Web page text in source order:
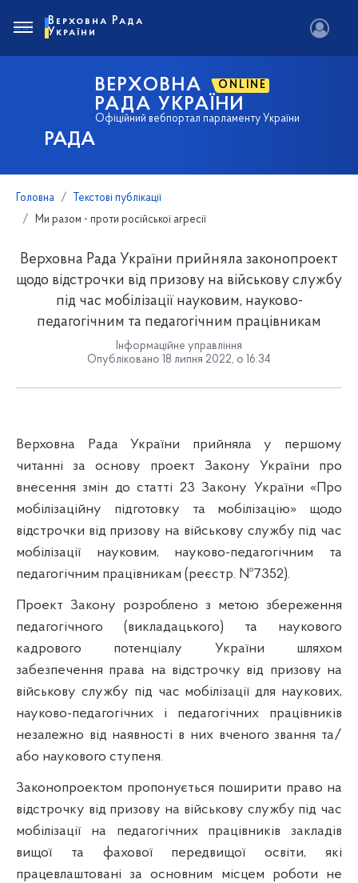
РАДА
ВЕРХОВНА ONLINE
РАДА УКРАЇНИ
Офіційний вебпортал парламенту України
Верховна Рада
України
Головна
Текстові публікації
Ми разом - проти російської агресії
Верховна Рада України прийняла законопроект
щодо відстрочки від призову на військову службу
під час мобілізації науковим, науково-
педагогічним та педагогічним працівникам
Інформаційне управління
Опубліковано 18 липня 2022, о 16:34
Верховна Рада України прийняла у першому
читанні за основу проект Закону України про
внесення змін до статті 23 Закону України «Про
мобілізаційну підготовку та мобілізацію» щодо
відстрочки від призову на військову службу під час
мобілізації науковим, науково-педагогічним та
педагогічним працівникам (реєстр. №7352).
Проект Закону розроблено з метою збереження
педагогічного (викладацького) та наукового
кадрового потенціалу України шляхом
забезпечення права на відстрочку від призову на
військову службу під час мобілізації для наукових,
науково-педагогічних і педагогічних працівників
незалежно від наявності в них вченого звання та/
або наукового ступеня.
Законопроектом пропонується поширити право на
відстрочку від призову на військову службу під час
мобілізації на педагогічних працівників закладів
вищої та фахової передвищої освіти, які
працевлаштовані за основним місцем роботи не